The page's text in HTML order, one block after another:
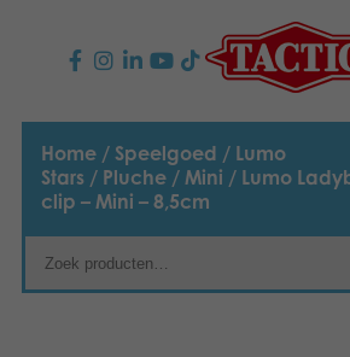
PRODUCTEN
Kinderspellen
Familiespellen
NIEUWS
TACTIC
Home / Speelgoed / Lumo
Stars / Pluche / Mini / Lumo
clip – Mini – 8,5cm